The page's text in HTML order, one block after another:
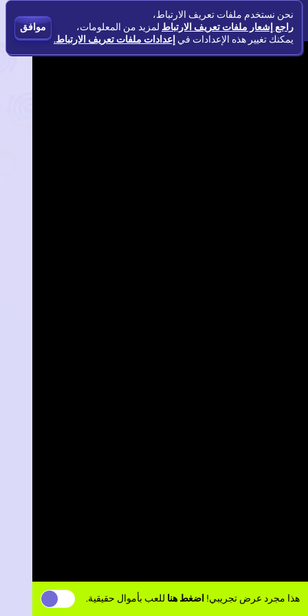
هذا مجرد عرض تجريبي! اضغط هنا للعب بأموال حقيقية.
نحن نستخدم ملفات تعريف الارتباط،
راجع إشعار ملفات تعريف الارتباط لمزيد من المعلومات،
يمكنك تغيير هذه الإعدادات في إعدادات ملفات تعريف الارتباط.
موافق